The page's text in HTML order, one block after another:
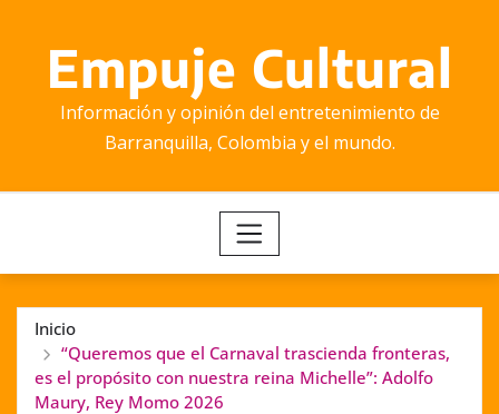
Empuje Cultural
Información y opinión del entretenimiento de
Barranquilla, Colombia y el mundo.
Inicio
“Queremos que el Carnaval trascienda fronteras,
es el propósito con nuestra reina Michelle”: Adolfo
Maury, Rey Momo 2026